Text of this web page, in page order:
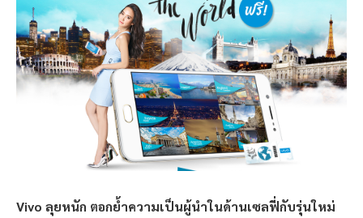
Vivo ลุยหนัก ตอกย้ำความเป็นผู้นำในด้านเซลฟี่กับรุ่นใหม่